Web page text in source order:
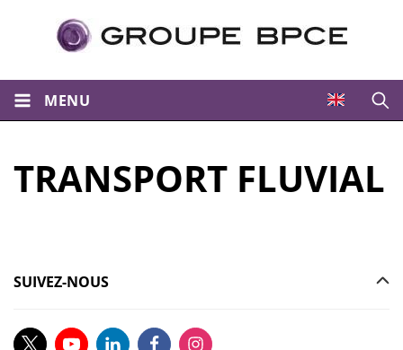
MENU
TRANSPORT FLUVIAL
SUIVEZ-NOUS